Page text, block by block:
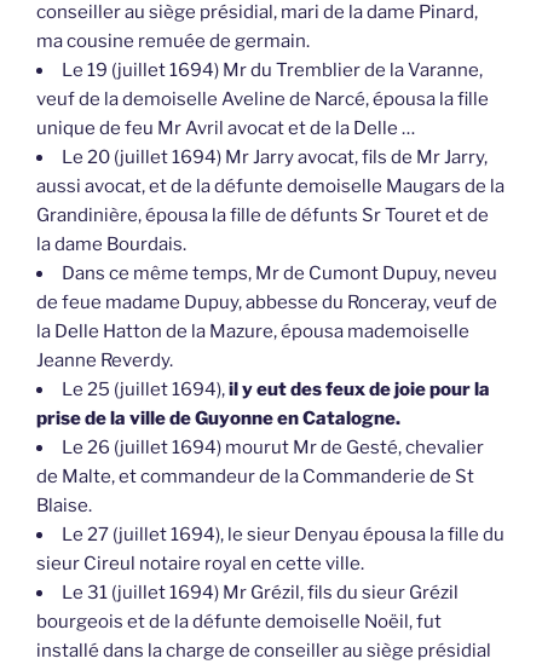
conseiller au siège présidial, mari de la dame Pinard,
ma cousine remuée de germain.
Le 19 (juillet 1694) Mr du Tremblier de la Varanne,
veuf de la demoiselle Aveline de Narcé, épousa la fille
unique de feu Mr Avril avocat et de la Delle …
Le 20 (juillet 1694) Mr Jarry avocat, fils de Mr Jarry,
aussi avocat, et de la défunte demoiselle Maugars de la
Grandinière, épousa la fille de défunts Sr Touret et de
la dame Bourdais.
Dans ce même temps, Mr de Cumont Dupuy, neveu
de feue madame Dupuy, abbesse du Ronceray, veuf de
la Delle Hatton de la Mazure, épousa mademoiselle
Jeanne Reverdy.
Le 25 (juillet 1694),il y eut des feux de joie pour la
prise de la ville de Guyonne en Catalogne.
Le 26 (juillet 1694) mourut Mr de Gesté, chevalier
de Malte, et commandeur de la Commanderie de St
Blaise.
Le 27 (juillet 1694), le sieur Denyau épousa la fille du
sieur Cireul notaire royal en cette ville.
Le 31 (juillet 1694) Mr Grézil, fils du sieur Grézil
bourgeois et de la défunte demoiselle Noëil, fut
installé dans la charge de conseiller au siège présidial